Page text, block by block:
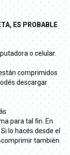
ES PROBABLE
o celular.
comprimidos
descargar
para tal fin. En
lo hacés desde el
también.